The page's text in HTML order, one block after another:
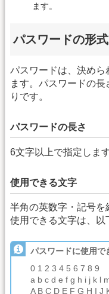
ます。
パスワードの形式
パスワードは、決めら
ます。パスワードの
りです。
パスワードの長さ
6文字以上で指定します
使用できる文字
半角の英数字・記号を
使用できる文字は、以
パスワードに使用で
0 1 2 3 4 5 6 7 8 9
a b c d e f g h i j k l
A B C D E F G H I J